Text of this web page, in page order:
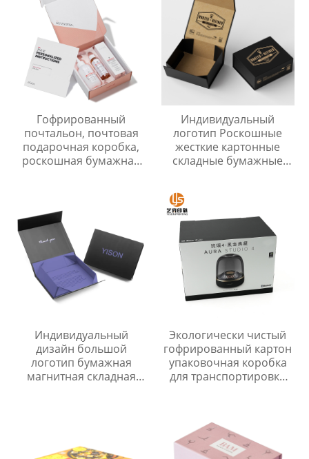
Гофрированный
почтальон, почтовая
подарочная коробка,
роскошная бумажная
для малого бизнеса
Индивидуальный
логотип Роскошные
жесткие картонные
складные бумажные
упаковочная коробка с
магнитным замком
Индивидуальный
дизайн большой
логотип бумажная
магнитная складная
Экологически чистый
гофрированный картон
упаковочная коробка
для транспортировки